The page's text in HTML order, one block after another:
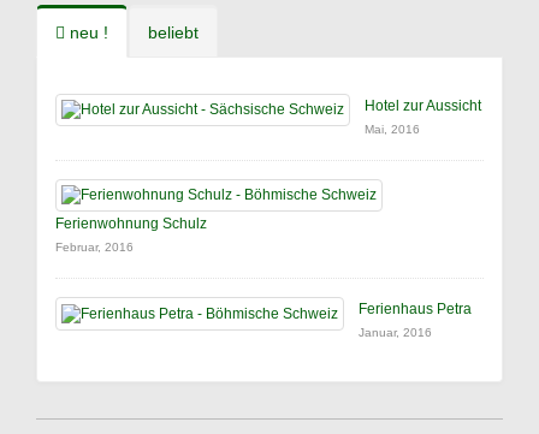
neu ! beliebt
Hotel zur Aussicht
Mai, 2016
Ferienwohnung Schulz
Februar, 2016
Ferienhaus Petra
Januar, 2016